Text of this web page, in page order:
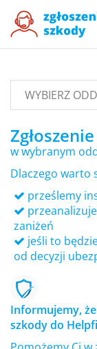
WYBIERZ
w wybranym
Dlaczego warto
prześlemy
zaniżeń
jeśli to
od decyzji
Informujemy,
szkody do